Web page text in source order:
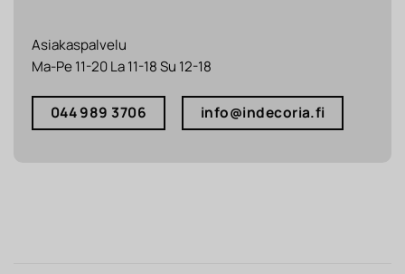
Asiakaspalvelu
Ma-Pe 11-20 La 11-18 Su 12-18
044 989 3706 info@indecoria.fi